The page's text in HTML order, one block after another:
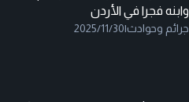
وابنه فجرا في الأردن
جرائم وحوادث|
2025/11/30